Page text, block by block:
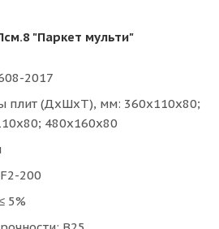
"Паркет мульти"
2017
плит (ДхШхТ), мм: 360x110x80;
480x160x80
200
5%